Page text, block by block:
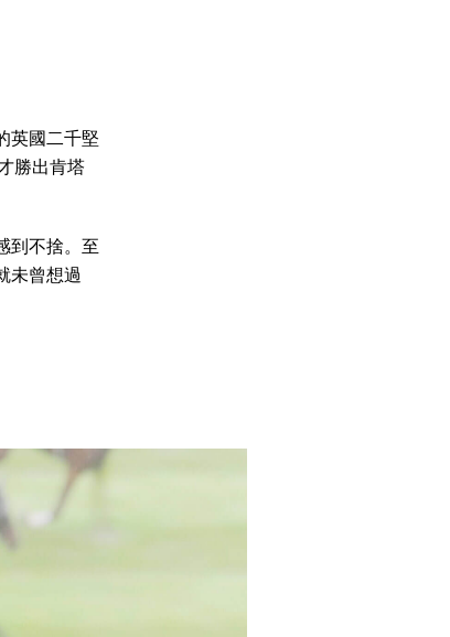
英國二千堅
勝出肯塔
到不捨。至
未曾想過